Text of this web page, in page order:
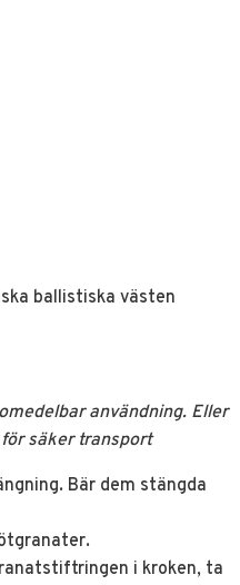
ballistiska västen
användning. Eller
säker transport
Bär dem stängda
i kroken, ta